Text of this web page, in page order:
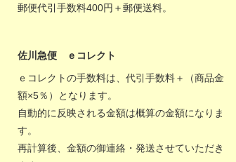
郵便代引手数料400円＋郵便送料。
佐川急便 ｅコレクト
ｅコレクトの手数料は、代引手数料＋（商品金
額×5％）となります。
自動的に反映される金額は概算の金額になりま
す。
再計算後、金額の御連絡・発送させていただき